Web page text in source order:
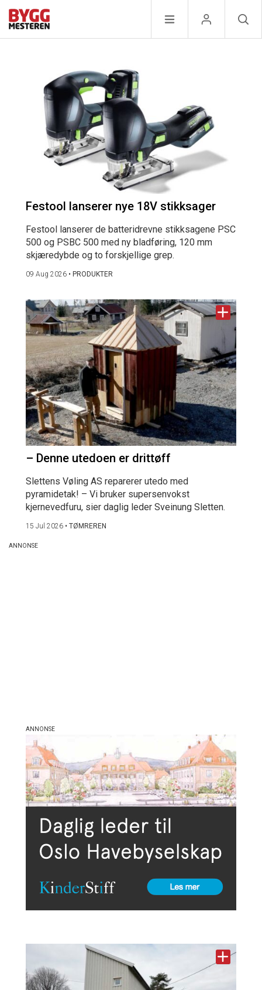
Festool lanserer nye 18V stikksager
Festool lanserer de batteridrevne stikksagene PSC
500 og PSBC 500 med ny bladføring, 120 mm
skjæredybde og to forskjellige grep.
09 Aug 2026 • PRODUKTER
– Denne utedoen er drittøff
Slettens Vøling AS reparerer utedo med
pyramidetak! – Vi bruker supersenvokst
kjernevedfuru, sier daglig leder Sveinung Sletten.
15 Jul 2026 • TØMREREN